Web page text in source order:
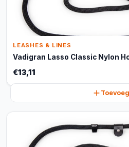
LEASHES & LINES
Vadigran Lasso Classic Nylon
€13,11